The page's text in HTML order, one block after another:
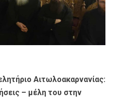
Αιτωλοακαρνανίας:
– μέλη του στην